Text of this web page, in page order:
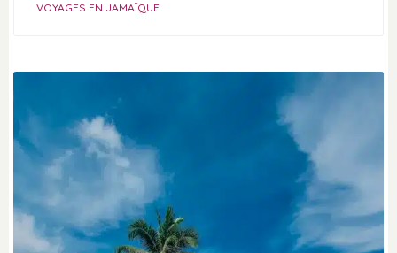
VOYAGES EN JAMAÏQUE